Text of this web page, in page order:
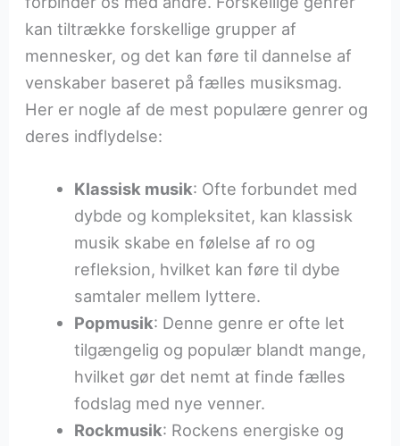
kan tiltrække forskellige grupper af
mennesker, og det kan føre til dannelse af
venskaber baseret på fælles musiksmag.
Her er nogle af de mest populære genrer og
deres indflydelse:
Klassisk musik: Ofte forbundet med
dybde og kompleksitet, kan klassisk
musik skabe en følelse af ro og
refleksion, hvilket kan føre til dybe
samtaler mellem lyttere.
Popmusik: Denne genre er ofte let
tilgængelig og populær blandt mange,
hvilket gør det nemt at finde fælles
fodslag med nye venner.
Rockmusik: Rockens energiske og